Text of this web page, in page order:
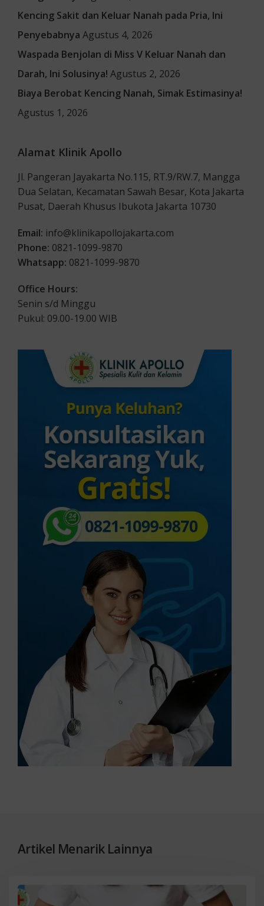
Kencing Sakit dan Keluar Nanah pada Pria, Ini
Penyebabnya Agustus 4, 2026
Waspada Benjolan di Miss V Keluar Nanah dan
Darah, Ini Solusinya! Agustus 2, 2026
Biaya Berobat Kencing Nanah, Simak Estimasinya!
Agustus 1, 2026
Alamat Klinik Apollo
Jl. Pangeran Jayakarta No.115, RT.9/RW.7, Mangga
Dua Selatan, Kecamatan Sawah Besar, Kota Jakarta
Pusat, Daerah Khusus Ibukota Jakarta 10730
Email: info@klinikapollojakarta.com
Phone: 0821-1099-9870
Whatsapp: 0821-1099-9870
Office Hours:
Senin s/d Minggu
Pukul: 09.00-19.00 WIB
Artikel Menarik Lainnya